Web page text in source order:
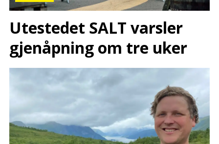
Utestedet SALT varsler
gjenåpning om tre uker